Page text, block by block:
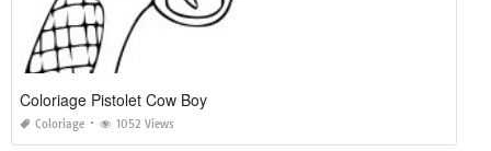
Coloriage Pistolet Cow Boy
Coloriage 1052 Views